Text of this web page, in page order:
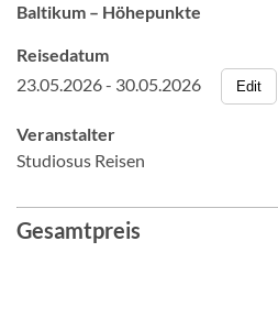
Baltikum – Höhepunkte
Reisedatum
23.05.2026 - 30.05.2026
Edit
Veranstalter
Studiosus Reisen
Gesamtpreis